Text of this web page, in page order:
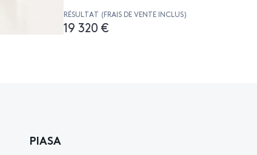
RÉSULTAT (FRAIS DE VENTE INCLUS)
19 320 €
PIASA